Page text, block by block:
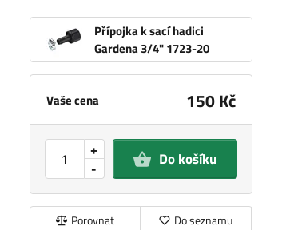
Přípojka k sací hadici
Gardena 3/4" 1723-20
Vaše cena 150 Kč
-
+ Do košíku
Porovnat Do seznamu